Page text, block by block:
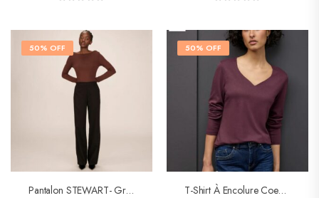
50% OFF
Pantalon STEWART- Grace & Mila
50% OFF
T-Shirt À Encolure Coeur- Street One